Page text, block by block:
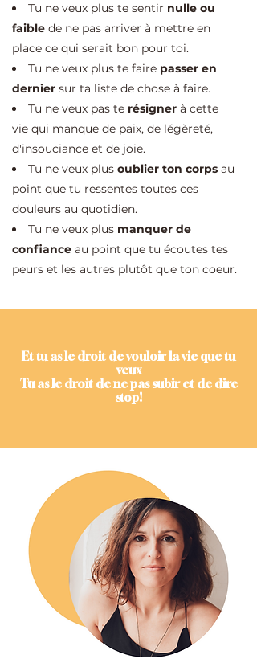
Tu ne veux plus te sentir nulle ou
faible de ne pas arriver à mettre en
place ce qui serait bon pour toi.
Tu ne veux plus te faire passer en
dernier sur ta liste de chose à faire.
Tu ne veux pas te résigner à cette
vie qui manque de paix, de légèreté,
d'insouciance et de joie.
Tu ne veux plus oublier ton corps au
point que tu ressentes toutes ces
douleurs au quotidien.
Tu ne veux plus manquer de
confiance au point que tu écoutes tes
peurs et les autres plutôt que ton coeur.​
Et tu as le droit de vouloir la vie que tu
veux
Tu as le droit de ne pas subir et de dire
stop!